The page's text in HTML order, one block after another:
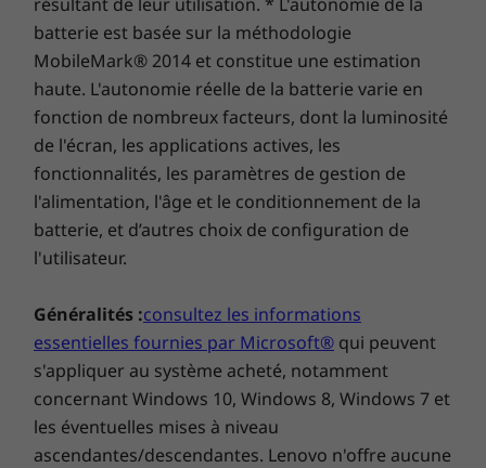
Capacités de double commande
Avec le tout-en-un Yoga AIO 7, vous ne laissez
pas de côté vos autres appareils préférés,
comme votre ordinateur portable et votre
téléphone. Reliez votre ordinateur portable au
port USB-C multifonction de l’AIO 7 pour
bénéficier d’un son plus fort, d’une meilleure
avec le clavier et la souris. Tout cela en
rechargeant votre ordinateur portable.
Connectez votre téléphone à l’écran via la
diffusion sans fil et parcourez vos applications
de réseaux sociaux préférées sur un grand
écran.
batterie est basée sur la méthodologie
MobileMark® 2014 et constitue une estimation
haute. L'autonomie réelle de la batterie varie en
fonction de nombreux facteurs, dont la luminosité
de l'écran, les applications actives, les
fonctionnalités, les paramètres de gestion de
l'alimentation, l'âge et le conditionnement de la
batterie, et d’autres choix de configuration de
l'utilisateur.
Généralités :consultez les informations
essentielles fournies par Microsoft® qui peuvent
s'appliquer au système acheté, notamment
concernant Windows 10, Windows 8, Windows 7 et
les éventuelles mises à niveau
ascendantes/descendantes. Lenovo n'offre aucune